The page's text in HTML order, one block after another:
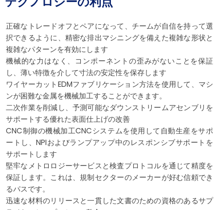
正確なトレードオフとペアになって、チームが自信を持って選
択できるように、精密な排出マシニングを備えた複雑な形状と
複雑なパターンを有効にします
機械的な力はなく、コンポーネントの歪みがないことを保証
し、薄い特徴を介して寸法の安定性を保存します
ワイヤーカットEDMファブリケーション方法を使用して、マシ
ンが困難な金属を機械加工することができます。
二次作業を削減し、予測可能なダウンストリームアセンブリを
サポートする優れた表面仕上げの改善
CNC制御の機械加工CNCシステムを使用して自動生産をサポ
ートし、NPIおよびランプアップ中のレスポンシブサポートを
サポートします
堅牢なメトロロジーサービスと検査プロトコルを通じて精度を
保証します。これは、規制セクターのメーカーが好む信頼でき
るパスです。
迅速な材料のリリースと一貫した文書のための資格のあるサプ